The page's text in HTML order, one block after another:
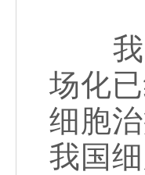
我国
场化
细胞
我国